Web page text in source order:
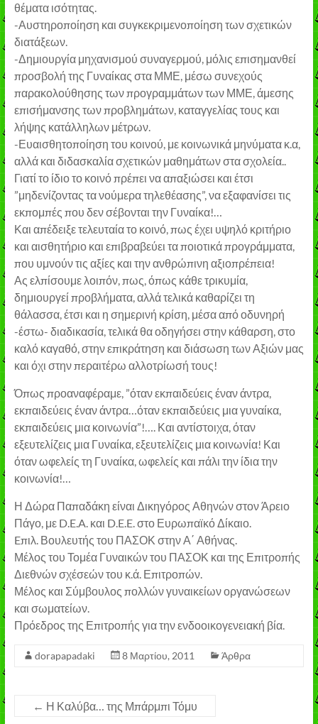
θέματα ισότητας.
-Αυστηροποίηση και συγκεκριμενοποίηση των σχετικών
διατάξεων.
-Δημιουργία μηχανισμού συναγερμού, μόλις επισημανθεί
προσβολή της Γυναίκας στα ΜΜΕ, μέσω συνεχούς
παρακολούθησης των προγραμμάτων των ΜΜΕ, άμεσης
επισήμανσης των προβλημάτων, καταγγελίας τους και
λήψης κατάλληλων μέτρων.
-Ευαισθητοποίηση του κοινού, με κοινωνικά μηνύματα κ.α,
αλλά και διδασκαλία σχετικών μαθημάτων στα σχολεία..
Γιατί το ίδιο το κοινό πρέπει να απαξιώσει και έτσι
”μηδενίζοντας τα νούμερα τηλεθέασης”, να εξαφανίσει τις
εκπομπές που δεν σέβονται την Γυναίκα!…
Και απέδειξε τελευταία το κοινό, πως έχει υψηλό κριτήριο
και αισθητήριο και επιβραβεύει τα ποιοτικά προγράμματα,
που υμνούν τις αξίες και την ανθρώπινη αξιοπρέπεια!
Ας ελπίσουμε λοιπόν, πως, όπως κάθε τρικυμία,
δημιουργεί προβλήματα, αλλά τελικά καθαρίζει τη
θάλασσα, έτσι και η σημερινή κρίση, μέσα από οδυνηρή
-έστω- διαδικασία, τελικά θα οδηγήσει στην κάθαρση, στο
καλό καγαθό, στην επικράτηση και διάσωση των Αξιών μας
και όχι στην περαιτέρω αλλοτρίωσή τους!
Όπως προαναφέραμε, ”όταν εκπαιδεύεις έναν άντρα,
εκπαιδεύεις έναν άντρα…όταν εκπαιδεύεις μια γυναίκα,
εκπαιδεύεις μια κοινωνία”!…. Και αντίστοιχα, όταν
εξευτελίζεις μια Γυναίκα, εξευτελίζεις μια κοινωνία! Και
όταν ωφελείς τη Γυναίκα, ωφελείς και πάλι την ίδια την
κοινωνία!…
Η Δώρα Παπαδάκη είναι Δικηγόρος Αθηνών στον Άρειο
Πάγο, με D.E.A. και D.E.E. στο Ευρωπαϊκό Δίκαιο.
Eπιλ. Βουλευτής του ΠΑΣΟΚ στην Α΄ Αθήνας.
Μέλος του Τομέα Γυναικών του ΠΑΣΟΚ και της Επιτροπής
Διεθνών σχέσεών του κ.ά. Επιτροπών.
Μέλος και Σύμβουλος πολλών γυναικείων οργανώσεων
και σωματείων.
Πρόεδρος της Επιτροπής για την ενδοοικογενειακή βία.
dorapapadaki 8 Μαρτίου, 2011 Άρθρα
← Η Καλύβα… της Μπάρμπι Τόμυ